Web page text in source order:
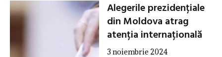
Alegerile prezidențiale
din Moldova atrag
atenția internațională
3 noiembrie 2024